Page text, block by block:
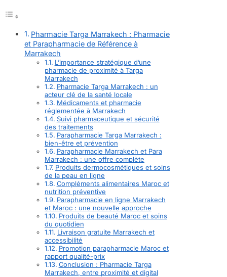
Pharmacie Targa Marrakech : Pharmacie
et Parapharmacie de Référence à
Marrakech
L’importance stratégique d’une
pharmacie de proximité à Targa
Marrakech
Pharmacie Targa Marrakech : un
acteur clé de la santé locale
Médicaments et pharmacie
réglementée à Marrakech
Suivi pharmaceutique et sécurité
des traitements
Parapharmacie Targa Marrakech :
bien-être et prévention
Parapharmacie Marrakech et Para
Marrakech : une offre complète
Produits dermocosmétiques et soins
de la peau en ligne
Compléments alimentaires Maroc et
nutrition préventive
Parapharmacie en ligne Marrakech
et Maroc : une nouvelle approche
Produits de beauté Maroc et soins
du quotidien
Livraison gratuite Marrakech et
accessibilité
Promotion parapharmacie Maroc et
rapport qualité-prix
Conclusion : Pharmacie Targa
Marrakech, entre proximité et digital